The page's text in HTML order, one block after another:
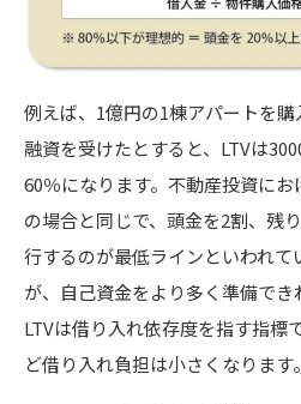
例えば、1億円の1棟アパートを
融資を受けたとすると、LTVは
60％になります。不動産投資に
の場合と同じで、頭金を2割、残
行するのが最低ラインといわれ
が、自己資金をより多く準備でき
LTVは借り入れ依存度を指す指標
ど借り入れ負担は小さくなります。